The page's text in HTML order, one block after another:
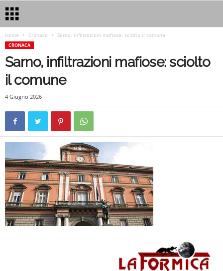
Home Cronaca Sarno, infiltrazioni mafiose: sciolto il comune
CRONACA
Sarno, infiltrazioni mafiose: sciolto
il comune
4 Giugno 2026